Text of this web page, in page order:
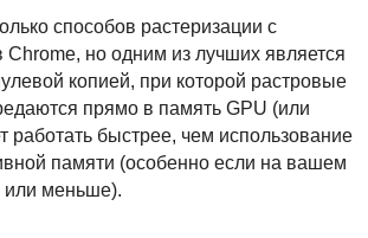
способов растеризации с
но одним из лучших является
копией, при которой растровые
прямо в память GPU (или
работать быстрее, чем использование
памяти (особенно если на вашем
или меньше).